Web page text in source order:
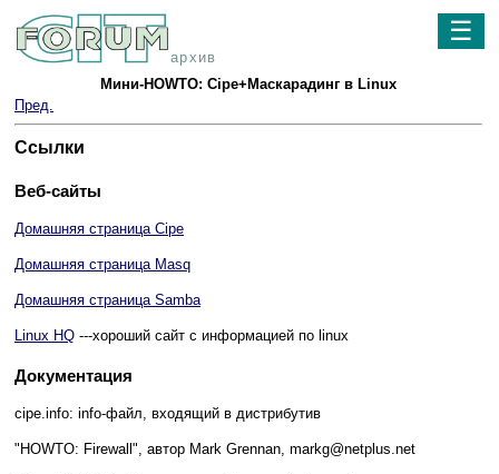
архив
☰
Мини-HOWTO: Cipe+Маскарадинг в Linux
Пред.
Ссылки
Веб-сайты
Домашняя страница Cipe
Домашняя страница Masq
Домашняя страница Samba
Linux HQ ---хороший сайт с информацией по linux
Документация
cipe.info: info-файл, входящий в дистрибутив
"HOWTO: Firewall", автор Mark Grennan, markg@netplus.net